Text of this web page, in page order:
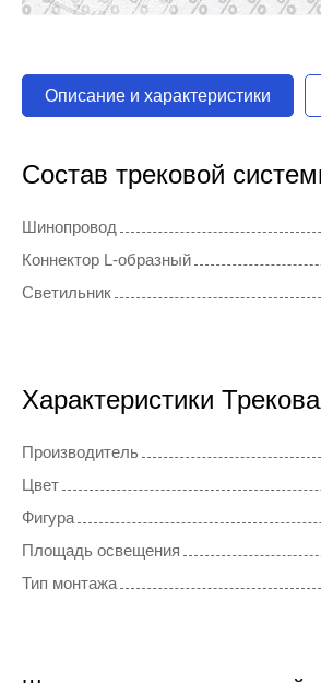
Описание и характеристики
Состав трековой
Шинопровод
Коннектор L-образный
Светильник
Характеристики
Производитель
Цвет
Фигура
Площадь освещения
Тип монтажа